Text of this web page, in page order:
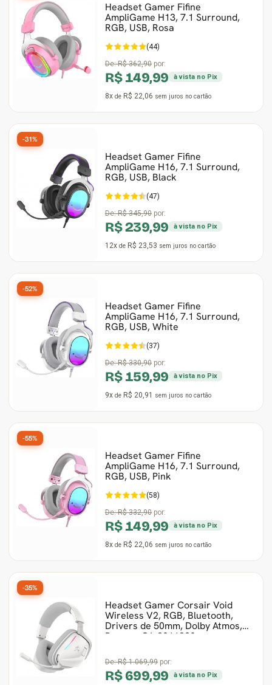
Headset Gamer Fifine
AmpliGame H13, 7.1 Surround,
RGB, USB, Rosa
(44)
De:R$ 362,90 por:
R$ 149,99 à vista no Pix
8x de R$ 22,06 sem juros no cartão
Headset Gamer Fifine
AmpliGame H16, 7.1 Surround,
RGB, USB, Black
(47)
De:R$ 345,90 por:
R$ 239,99 à vista no Pix
12x de R$ 23,53 sem juros no cartão
-31%
Headset Gamer Fifine
AmpliGame H16, 7.1 Surround,
RGB, USB, White
(37)
De:R$ 330,90 por:
R$ 159,99 à vista no Pix
9x de R$ 20,91 sem juros no cartão
-52%
Headset Gamer Fifine
AmpliGame H16, 7.1 Surround,
RGB, USB, Pink
(58)
De:R$ 332,90 por:
R$ 149,99 à vista no Pix
8x de R$ 22,06 sem juros no cartão
-55%
Headset Gamer Corsair Void
Wireless V2, RGB, Bluetooth,
Drivers de 50mm, Dolby Atmos,
Branco, CA-9011380-
De:R$ 1.069,99 por:
R$ 699,99 à vista no Pix
-35%